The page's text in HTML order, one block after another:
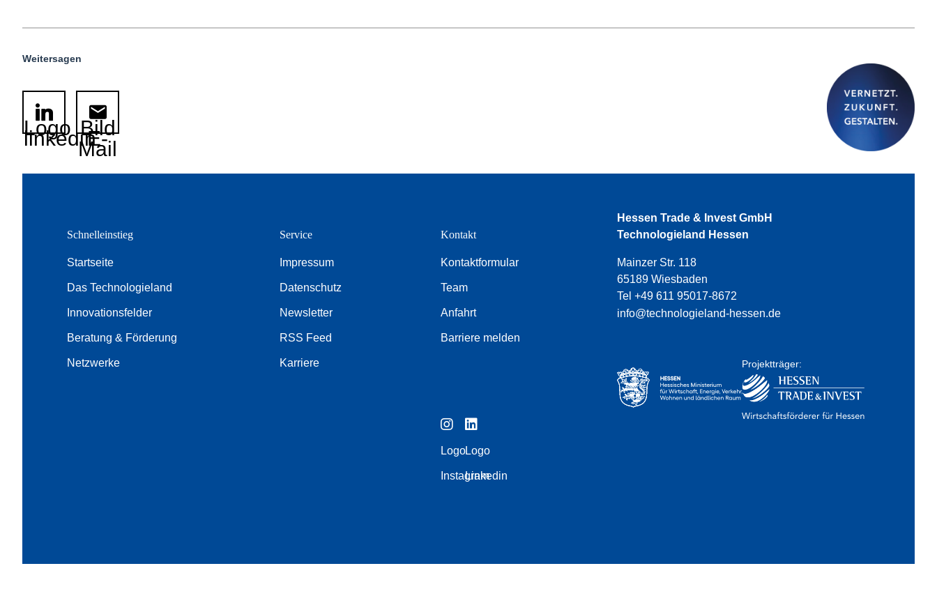
Weitersagen
Logo
linkedinBild
E-
Mail
Schnelleinstieg
Startseite
Das Technologieland
Innovationsfelder
Beratung & Förderung
Netzwerke
Service
Impressum
Datenschutz
Newsletter
RSS Feed
Karriere
Kontakt
Kontaktformular
Team
Anfahrt
Barriere melden
Logo
Instagram
Logo
Linkedin
Hessen Trade & Invest GmbH
Technologieland Hessen
Mainzer Str. 118
65189 Wiesbaden
Tel +49 611 95017-8672
info@technologieland-hessen.de
Projektträger: